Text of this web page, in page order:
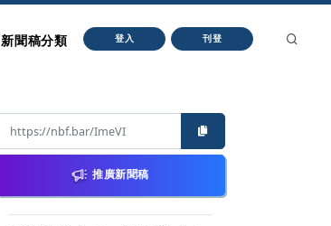
新聞稿分類 登入 刊登
推廣新聞稿